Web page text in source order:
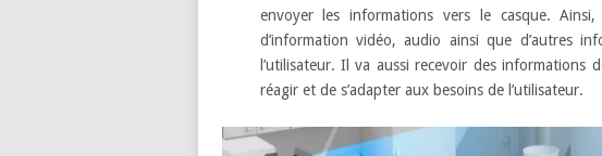
envoyer les informations vers le casque.
d’information vidéo, audio ainsi que d’autres
l’utilisateur. Il va aussi recevoir des
réagir et de s’adapter aux besoins de l’utilisateur.